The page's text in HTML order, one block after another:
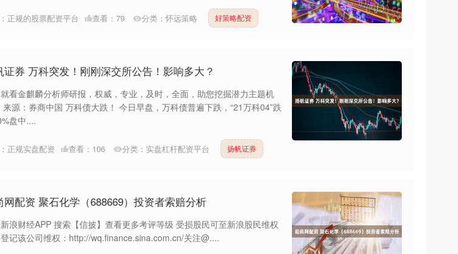
正规的股票配资平台 查看： 79 分类： 怀远策略 好策略配资
证券 万科突发！刚刚深交所公告！影响多大？
看金麒麟分析师研报，权威，专业，及时，全面，助您挖掘潜力主题机
来源：券商中国 万科债大跌！ 今日早盘，万科债普遍下跌，“21万科04”跌
盘中....
正规实盘配资 查看： 106 分类： 实盘杠杆配资平台 扬帆证券
网配资 聚石化学（688669）投资者索赔分析
浪财经APP 搜索【信披】查看更多考评等级 受损股民可至新浪股民维权
记该公司维权：http://wq.finance.sina.com.cn/关注@....